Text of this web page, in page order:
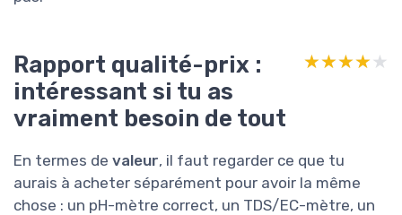
Rapport qualité-prix :
intéressant si tu as
vraiment besoin de tout
★★★★★
★★★★★
En termes de valeur, il faut regarder ce que tu
aurais à acheter séparément pour avoir la même
chose : un pH-mètre correct, un TDS/EC-mètre, un